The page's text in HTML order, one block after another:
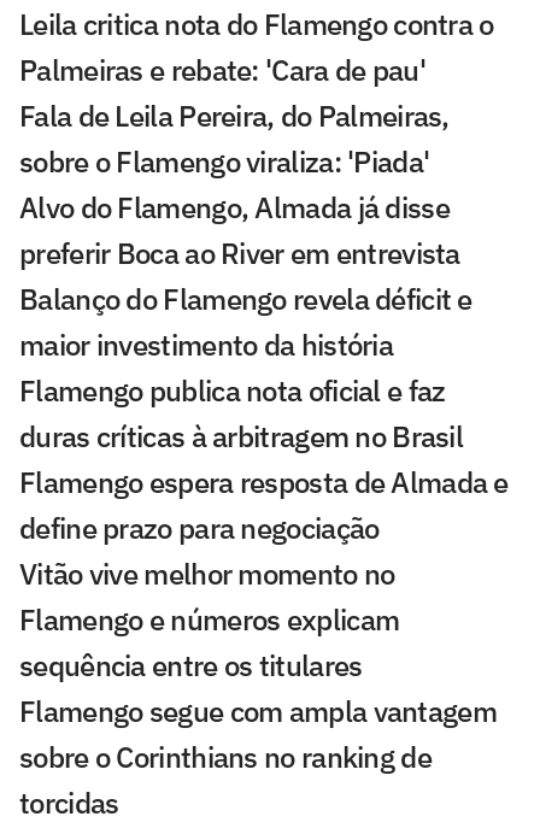
Leila critica nota do Flamengo contra o
Palmeiras e rebate: 'Cara de pau'
Fala de Leila Pereira, do Palmeiras,
sobre o Flamengo viraliza: 'Piada'
Alvo do Flamengo, Almada já disse
preferir Boca ao River em entrevista
Balanço do Flamengo revela déficit e
maior investimento da história
Flamengo publica nota oficial e faz
duras críticas à arbitragem no Brasil
Flamengo espera resposta de Almada e
define prazo para negociação
Vitão vive melhor momento no
Flamengo e números explicam
sequência entre os titulares
Flamengo segue com ampla vantagem
sobre o Corinthians no ranking de
torcidas